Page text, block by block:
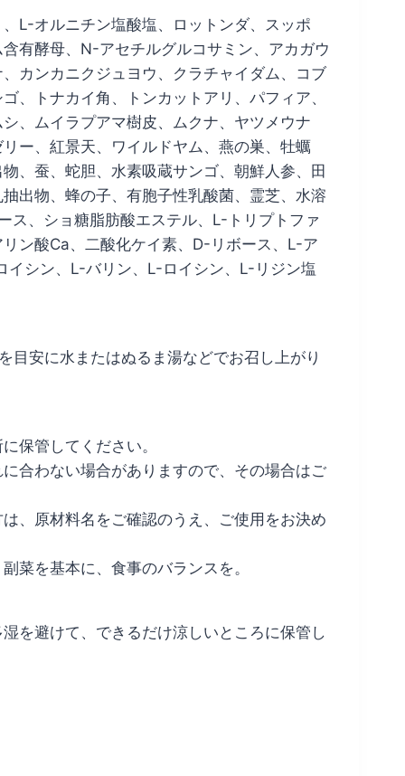
L-オルニチン塩酸塩、ロットンダ、スッポ
有酵母、N-アセチルグルコサミン、アカガウ
カンカニクジュヨウ、クラチャイダム、コブ
、トナカイ角、トンカットアリ、パフィア、
、ムイラプアマ樹皮、ムクナ、ヤツメウナ
ー、紅景天、ワイルドヤム、燕の巣、牡蠣
、蚕、蛇胆、水素吸蔵サンゴ、朝鮮人参、田
出物、蜂の子、有胞子性乳酸菌、霊芝、水溶
ス、ショ糖脂肪酸エステル、L-トリプトファ
ン酸Ca、二酸化ケイ素、D-リボース、L-ア
イシン、L-バリン、L-ロイシン、L-リジン塩
目安に水またはぬるま湯などでお召し上がり
保管してください。
に合わない場合がありますので、その場合はご
は、原材料名をご確認のうえ、ご使用をお決め
菜を基本に、食事のバランスを。
を避けて、できるだけ涼しいところに保管し